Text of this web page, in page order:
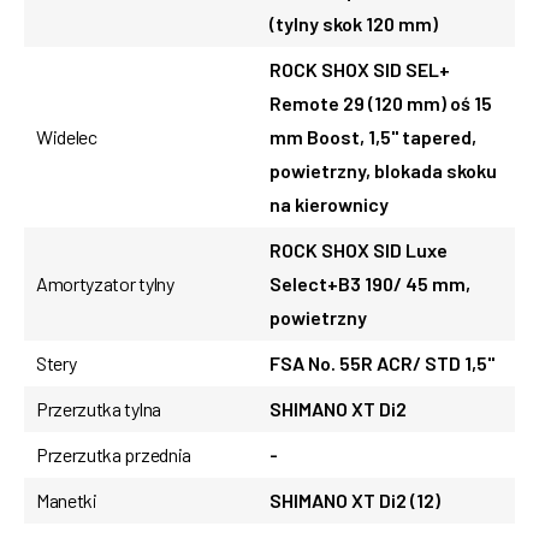
(tylny skok 120 mm)
Widelec
ROCK SHOX SID SEL+
Remote 29 (120 mm) oś 15
mm Boost, 1,5" tapered,
powietrzny, blokada skoku
na kierownicy
Amortyzator tylny
ROCK SHOX SID Luxe
Select+B3 190/ 45 mm,
powietrzny
Stery
FSA No. 55R ACR/ STD 1,5"
Przerzutka tylna
SHIMANO XT Di2
Przerzutka przednia
-
Manetki
SHIMANO XT Di2 (12)